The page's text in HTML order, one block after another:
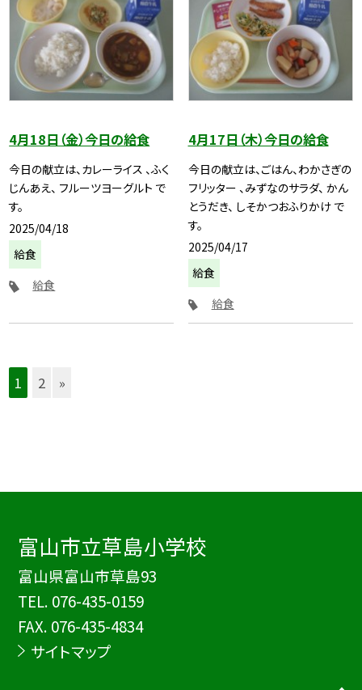
4月18日（金）今日の給食
今日の献立は、カレーライス 、ふく
じんあえ、 フルーツヨーグルト で
す。
2025/04/18
給食
給食
4月17日（木）今日の給食
今日の献立は、ごはん、わかさぎの
フリッター 、みずなのサラダ、 かん
とうだき、 しそかつおふりかけ で
す。
2025/04/17
給食
給食
1 2 »
富山市立草島小学校
富山県富山市草島93
TEL. 076-435-0159
FAX. 076-435-4834
サイトマップ